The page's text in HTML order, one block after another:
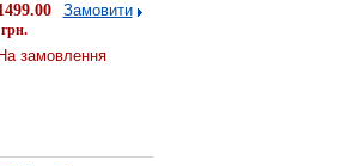
грн.
Замовити
На замовлення